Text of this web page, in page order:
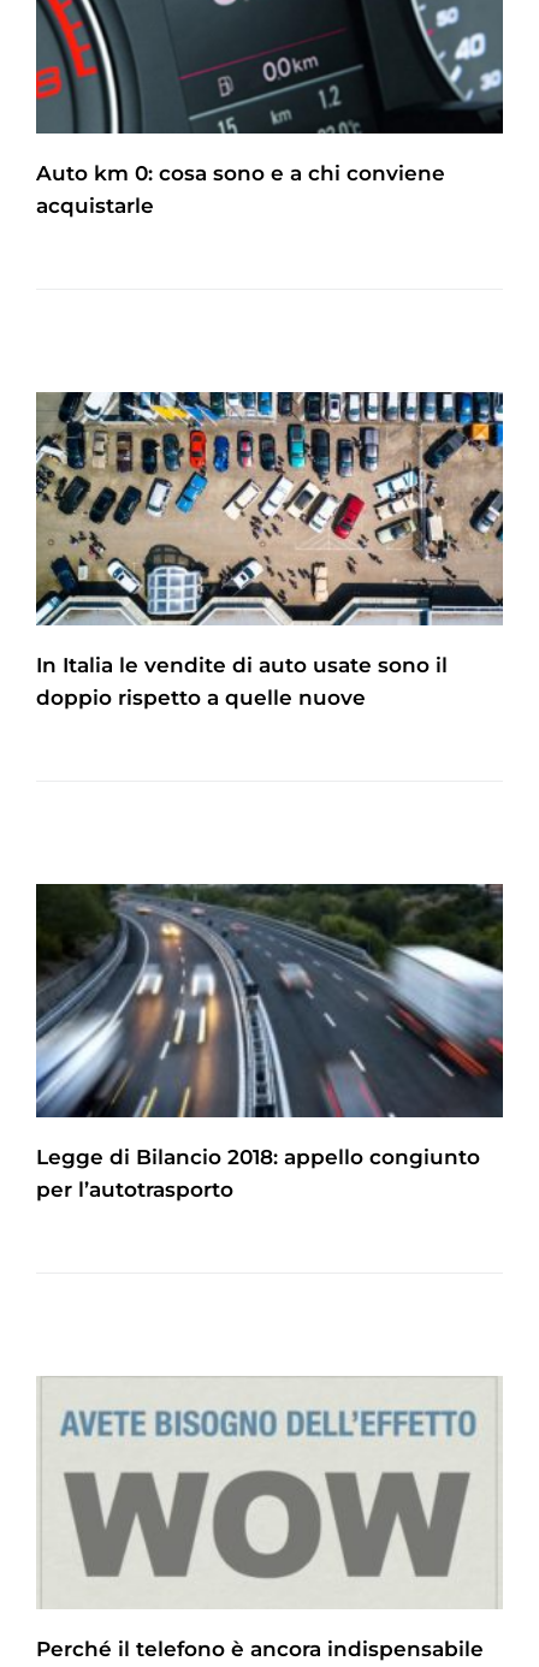
Auto km 0: cosa sono e a chi conviene
acquistarle
In Italia le vendite di auto usate sono il
doppio rispetto a quelle nuove
Legge di Bilancio 2018: appello congiunto
per l’autotrasporto
Perché il telefono è ancora indispensabile